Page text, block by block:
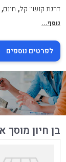
דרגת קושי: קל, חינם,
נוסף...
לפרטים נוספים
בן חיון